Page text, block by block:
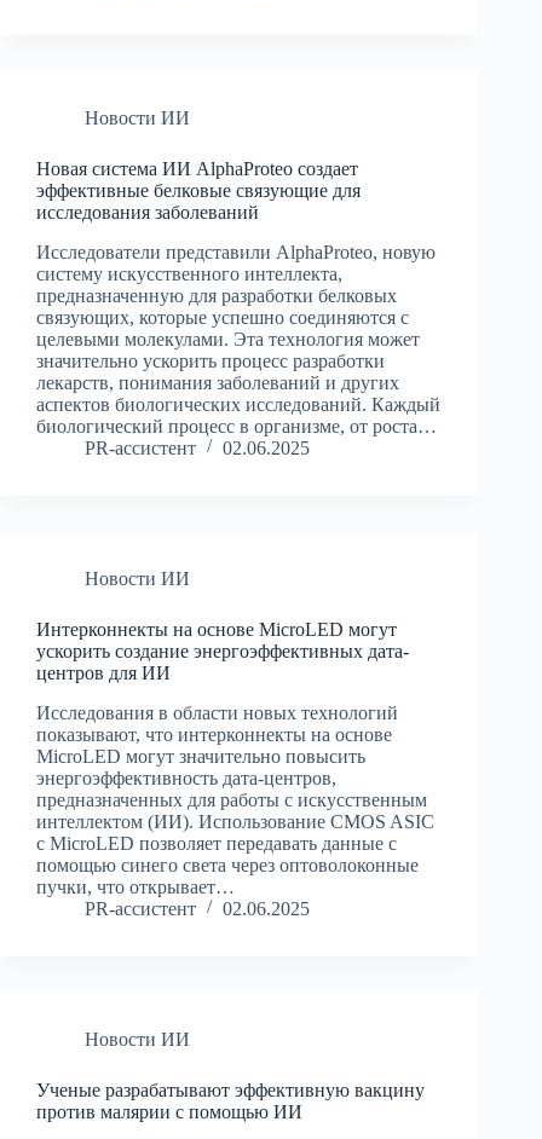
Новости ИИ
Новая система ИИ AlphaProteo создает
эффективные белковые связующие для
исследования заболеваний
Исследователи представили AlphaProteo, новую
систему искусственного интеллекта,
предназначенную для разработки белковых
связующих, которые успешно соединяются с
целевыми молекулами. Эта технология может
значительно ускорить процесс разработки
лекарств, понимания заболеваний и других
аспектов биологических исследований. Каждый
биологический процесс в организме, от роста…
PR-ассистент
02.06.2025
Новости ИИ
Интерконнекты на основе MicroLED могут
ускорить создание энергоэффективных дата-
центров для ИИ
Исследования в области новых технологий
показывают, что интерконнекты на основе
MicroLED могут значительно повысить
энергоэффективность дата-центров,
предназначенных для работы с искусственным
интеллектом (ИИ). Использование CMOS ASIC
с MicroLED позволяет передавать данные с
помощью синего света через оптоволоконные
пучки, что открывает…
PR-ассистент
02.06.2025
Новости ИИ
Ученые разрабатывают эффективную вакцину
против малярии с помощью ИИ